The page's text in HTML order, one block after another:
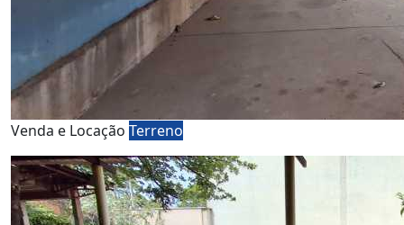
Venda e Locação Terreno